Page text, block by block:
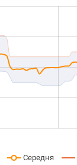
Середня